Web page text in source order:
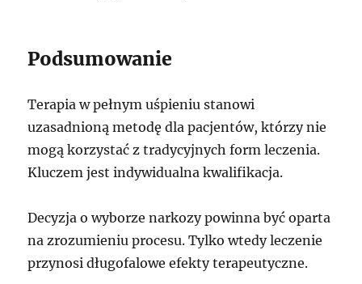
Podsumowanie
Terapia w pełnym uśpieniu stanowi
uzasadnioną metodę dla pacjentów, którzy nie
mogą korzystać z tradycyjnych form leczenia.
Kluczem jest indywidualna kwalifikacja.
Decyzja o wyborze narkozy powinna być oparta
na zrozumieniu procesu. Tylko wtedy leczenie
przynosi długofalowe efekty terapeutyczne.